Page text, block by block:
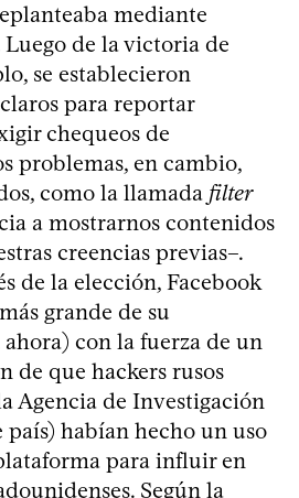
mediante
de la victoria de
se establecieron
para reportar
chequeos de
problemas, en cambio,
como la llamada filter
a mostrarnos contenidos
creencias previas–.
de la elección, Facebook
grande de su
con la fuerza de un
de que hackers rusos
Agencia de Investigación
país) habían hecho un uso
para influir en
Según la